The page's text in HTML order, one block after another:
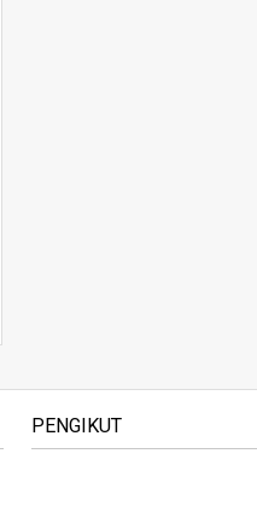
PENGIKUT